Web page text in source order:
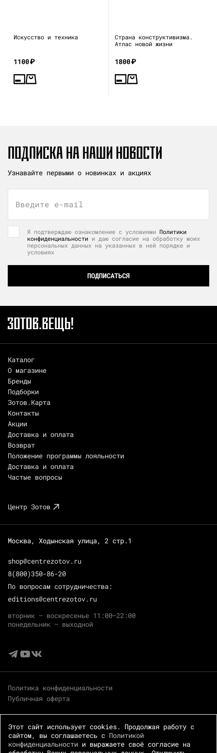
Искусство и техника
1100₽
Страна конструктивизма.
Атлас новой жизни
1800₽
ПОДПИСКА НА НАШИ НОВОСТИ
Узнавайте первыми о новинках и акциях
Введите e-mail
Я подтверждаю ознакомление с условиями Политики
конфиденциальности и даю согласие на обработку моих
персональных данных на указанных в ней порядке и
условиях
ПОДПИСАТЬСЯ
Каталог
О магазине
Бренды
Подборки
Зотов.Карта
Контакты
Акции
Доставка и оплата
Возврат
Положение программы лояльности
Доставка и оплата
Частые вопросы
Центр Зотов
Москва, Ходынская улица, 2 стр.1
shop@centrezotov.ru
8(800)350-86-20
По вопросам сотрудничества:
editions@centrezotov.ru
вторник — воскресенье 11:00–22:00
понедельник — выходной
Политика конфиденциальности
Публичная оферта
Этот сайт использует cookies. Продолжая работу с
сайтом, вы соглашаетесь с Политикой
конфиденциальности и выражаете своё согласие на